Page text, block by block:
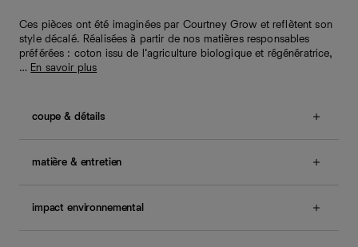
Ces pièces ont été imaginées par Courtney Grow et reflètent son
style décalé. Réalisées à partir de nos matières responsables
préférées : coton issu de l’agriculture biologique et régénératrice,
… En savoir plus
coupe & détails
large. We recommend sizing down.
Également disponible en
matière & entretien
rayonne, 33 % de polyester et 15 % de nylon. Les
impact environnemental